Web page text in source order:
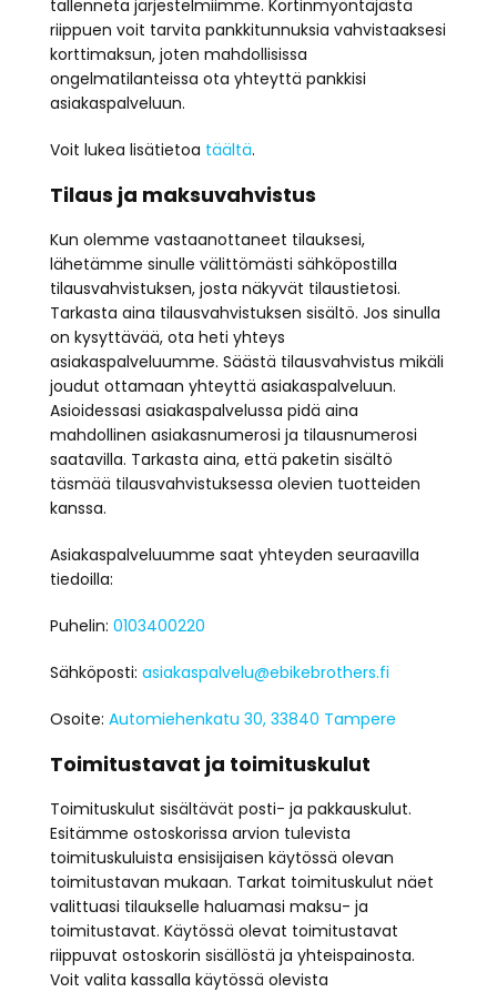
tallenneta järjestelmiimme. Kortinmyöntäjästä
riippuen voit tarvita pankkitunnuksia vahvistaaksesi
korttimaksun, joten mahdollisissa
ongelmatilanteissa ota yhteyttä pankkisi
asiakaspalveluun.
Voit lukea lisätietoa täältä.
Tilaus ja maksuvahvistus
Kun olemme vastaanottaneet tilauksesi,
lähetämme sinulle välittömästi sähköpostilla
tilausvahvistuksen, josta näkyvät tilaustietosi.
Tarkasta aina tilausvahvistuksen sisältö. Jos sinulla
on kysyttävää, ota heti yhteys
asiakaspalveluumme. Säästä tilausvahvistus mikäli
joudut ottamaan yhteyttä asiakaspalveluun.
Asioidessasi asiakaspalvelussa pidä aina
mahdollinen asiakasnumerosi ja tilausnumerosi
saatavilla. Tarkasta aina, että paketin sisältö
täsmää tilausvahvistuksessa olevien tuotteiden
kanssa.
Asiakaspalveluumme saat yhteyden seuraavilla
tiedoilla:
Puhelin: 0103400220
Sähköposti: asiakaspalvelu@ebikebrothers.fi
Osoite: Automiehenkatu 30, 33840 Tampere
Toimitustavat ja toimituskulut
Toimituskulut sisältävät posti- ja pakkauskulut.
Esitämme ostoskorissa arvion tulevista
toimituskuluista ensisijaisen käytössä olevan
toimitustavan mukaan. Tarkat toimituskulut näet
valittuasi tilaukselle haluamasi maksu- ja
toimitustavat. Käytössä olevat toimitustavat
riippuvat ostoskorin sisällöstä ja yhteispainosta.
Voit valita kassalla käytössä olevista